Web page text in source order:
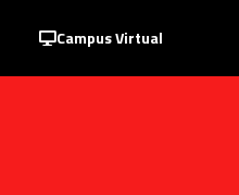
Campus Virtual